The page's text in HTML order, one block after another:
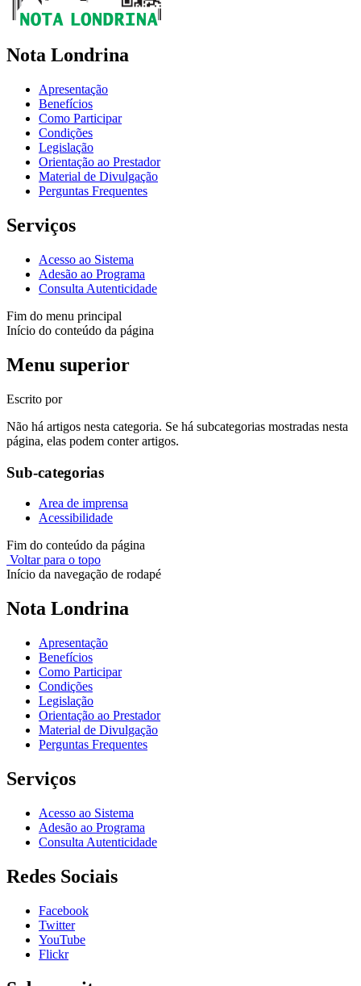
Nota Londrina
Apresentação
Benefícios
Como Participar
Condições
Legislação
Orientação ao Prestador
Material de Divulgação
Perguntas Frequentes
Serviços
Acesso ao Sistema
Adesão ao Programa
Consulta Autenticidade
Fim do menu principal
Início do conteúdo da página
Menu superior
Escrito por
Não há artigos nesta categoria. Se há subcategorias mostradas nesta
página, elas podem conter artigos.
Sub-categorias
Area de imprensa
Acessibilidade
Fim do conteúdo da página
Voltar para o topo
Início da navegação de rodapé
Nota Londrina
Apresentação
Benefícios
Como Participar
Condições
Legislação
Orientação ao Prestador
Material de Divulgação
Perguntas Frequentes
Serviços
Acesso ao Sistema
Adesão ao Programa
Consulta Autenticidade
Redes Sociais
Facebook
Twitter
YouTube
Flickr